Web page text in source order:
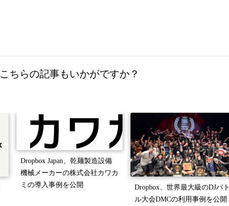
こちらの記事もいかがですか？
Dropbox Japan、乾麺製造設備
機械メーカーの株式会社カワカ
ミの導入事例を公開
Dropbox、世界最大級のDJバト
ル大会DMCの利用事例を公開